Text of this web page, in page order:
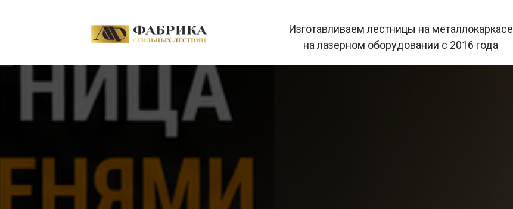
Изготавливаем лестницы на металлокаркасе
на лазерном оборудовании с 2016 года